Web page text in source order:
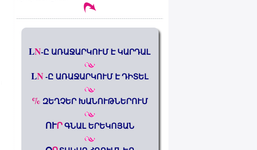
LN-Ը ԱՌԱՋԱՐԿՈՒՄ Է ԿԱՐԴԱԼ
LN-Ը ԱՌԱՋԱՐԿՈՒՄ Է ԴԻՏԵԼ
% ԶԵՂՉԵՐ ԽԱՆՈՒԹՆԵՐՈՒՄ
ՈՒՐԳՆԱԼ ԵՐԵԿՈՅԱՆ